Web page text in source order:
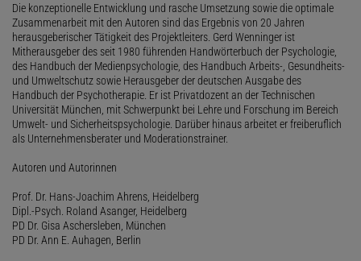
Die konzeptionelle Entwicklung und rasche Umsetzung sowie die optimale
Zusammenarbeit mit den Autoren sind das Ergebnis von 20 Jahren
herausgeberischer Tätigkeit des Projektleiters. Gerd Wenninger ist
Mitherausgeber des seit 1980 führenden Handwörterbuch der Psychologie,
des Handbuch der Medienpsychologie, des Handbuch Arbeits-, Gesundheits-
und Umweltschutz sowie Herausgeber der deutschen Ausgabe des
Handbuch der Psychotherapie. Er ist Privatdozent an der Technischen
Universität München, mit Schwerpunkt bei Lehre und Forschung im Bereich
Umwelt- und Sicherheitspsychologie. Darüber hinaus arbeitet er freiberuflich
als Unternehmensberater und Moderationstrainer.
Autoren und Autorinnen
Prof. Dr. Hans-Joachim Ahrens, Heidelberg
Dipl.-Psych. Roland Asanger, Heidelberg
PD Dr. Gisa Aschersleben, München
PD Dr. Ann E. Auhagen, Berlin